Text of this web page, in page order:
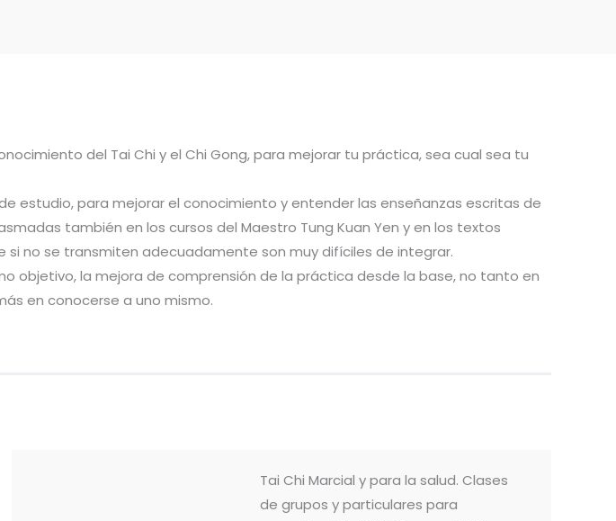
del Tai Chi y el Chi Gong, para mejorar tu práctica, sea cual sea tu
estudio, para mejorar el conocimiento y entender las enseñanzas escritas de
también en los cursos del Maestro Tung Kuan Yen y en los textos
si no se transmiten adecuadamente son muy difíciles de integrar.
objetivo, la mejora de comprensión de la práctica desde la base, no tanto en
en conocerse a uno mismo.
Tai Chi Marcial y para la salud. Clases
de grupos y particulares para